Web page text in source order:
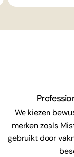
We kiezen
merken zoals
gebruikt door